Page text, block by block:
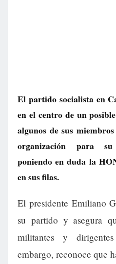
El partido socialista en
en el centro de un
algunos de sus
organización para
poniendo en duda la
en sus filas.
El presidente Emiliano
su partido y asegura
militantes y
embargo, reconoce que